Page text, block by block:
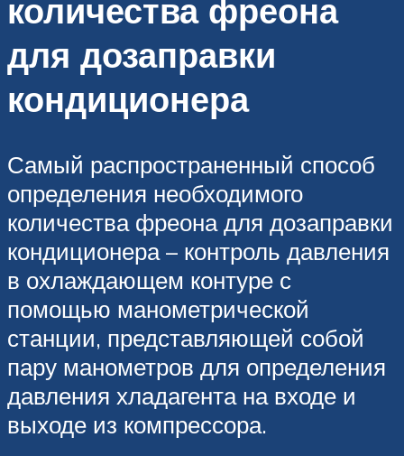
количества фреона
для дозаправки
кондиционера
Самый распространенный способ
определения необходимого
количества фреона для дозаправки
кондиционера – контроль давления
в охлаждающем контуре с
помощью манометрической
станции, представляющей собой
пару манометров для определения
давления хладагента на входе и
выходе из компрессора.